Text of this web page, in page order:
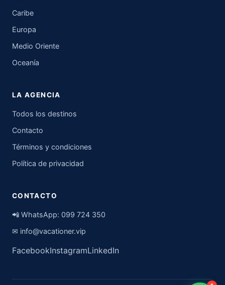
Caribe
Europa
Medio Oriente
Oceanía
LA AGENCIA
Todos los destinos
Contacto
Términos y condiciones
Política de privacidad
CONTACTO
📲 WhatsApp: 099 724 350
✉ info@vacationer.vip
FacebookInstagramLinkedIn